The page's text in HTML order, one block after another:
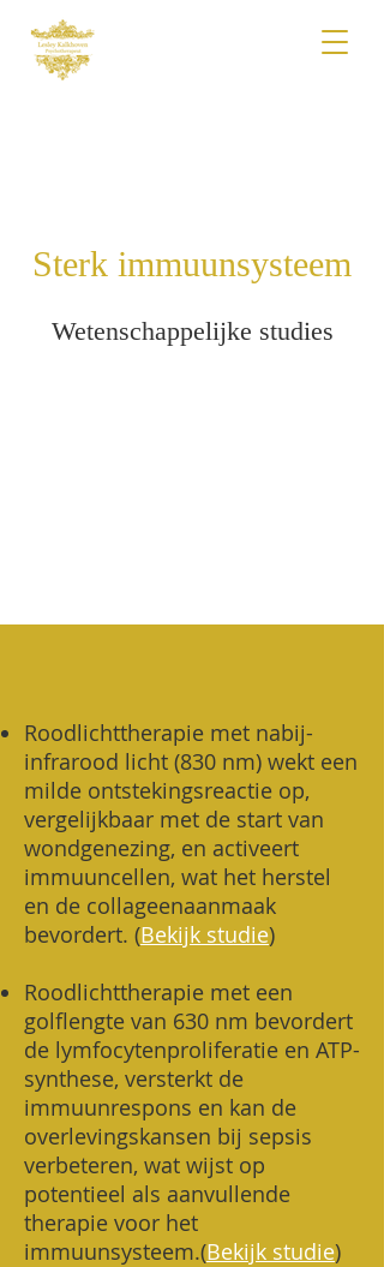
Sterk immuunsysteem
Wetenschappelijke studies
Roodlichttherapie met nabij-
infrarood licht (830 nm) wekt een
milde ontstekingsreactie op,
vergelijkbaar met de start van
wondgenezing, en activeert
immuuncellen, wat het herstel
en de collageenaanmaak
bevordert. (Bekijk studie)
Roodlichttherapie met een
golflengte van 630 nm bevordert
de lymfocytenproliferatie en ATP-
synthese, versterkt de
immuunrespons en kan de
overlevingskansen bij sepsis
verbeteren, wat wijst op
potentieel als aanvullende
therapie voor het
immuunsysteem.(Bekijk studie)